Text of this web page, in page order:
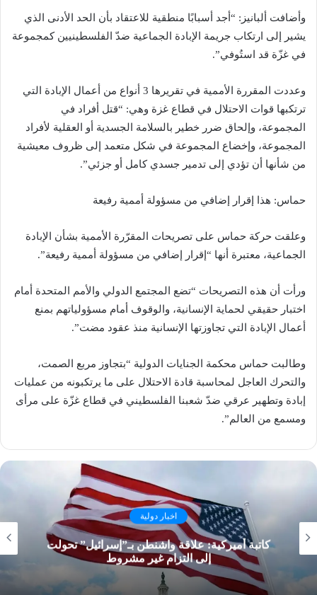
وأضافت ألبانيز: “أجد أسبابًا منطقية للاعتقاد بأن الحد الأدنى الذي
يشير إلى ارتكاب جريمة الإبادة الجماعية ضدّ الفلسطينيين كمجموعة
في غزّة قد استُوفي”.
وعددت المقررة الأممية في تقريرها 3 أنواع من أعمال الإبادة التي
ترتكبها قوات الاحتلال في قطاع غزة وهي: “قتل أفراد في
المجموعة، وإلحاق ضرر خطير بالسلامة الجسدية أو العقلية لأفراد
المجموعة، وإخضاع المجموعة في شكل متعمد إلى ظروف معيشية
من شأنها أن تؤدي إلى تدمير جسدي كامل أو جزئي”.
حماس: هذا إقرار إضافي من مسؤولة أممية رفيعة
وعلقت حركة حماس على تصريحات المقرّرة الأممية بشأن الإبادة
الجماعية، معتبرة أنها “إقرار إضافي من مسؤولة أممية رفيعة”.
ورأت أن هذه التصريحات “تضع المجتمع الدولي والأمم المتحدة أمام
اختبار حقيقي لحماية الإنسانية، والوقوف أمام مسؤولياتهم بمنع
أعمال الإبادة التي تجاوزتها الإنسانية منذ عقود مضت”.
وطالبت حماس محكمة الجنايات الدولية “بتجاوز مربع الصمت،
والتحرك العاجل لمحاسبة قادة الاحتلال على ما يرتكبونه من عمليات
إبادة وتطهير عرقي ضدّ شعبنا الفلسطيني في قطاع غزّة على مرأى
ومسمع من العالم”.
اخبار دولية
كاتبة أميركية: علاقة واشنطن بـ”إسرائيل” تحولت
إلى التزام غير مشروط